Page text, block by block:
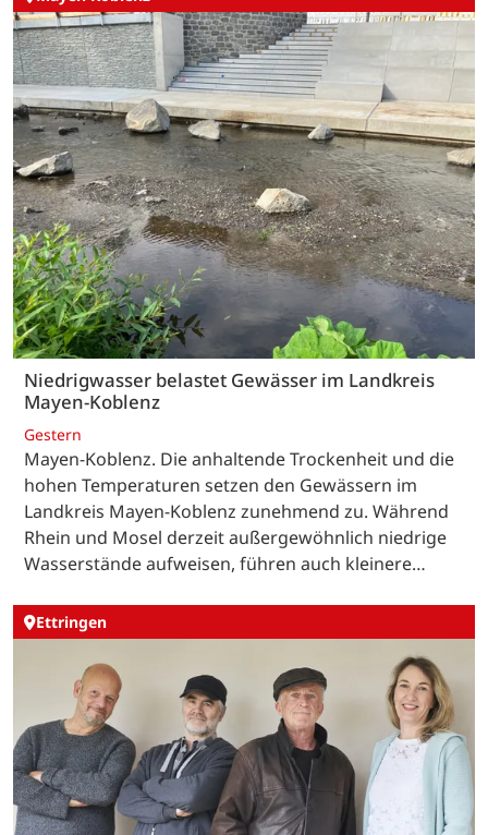
Niedrigwasser belastet Gewässer im Landkreis
Mayen-Koblenz
Gestern
Mayen-Koblenz. Die anhaltende Trockenheit und die
hohen Temperaturen setzen den Gewässern im
Landkreis Mayen-Koblenz zunehmend zu. Während
Rhein und Mosel derzeit außergewöhnlich niedrige
Wasserstände aufweisen, führen auch kleinere…
Ettringen